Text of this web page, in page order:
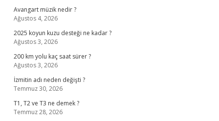
Avangart müzik nedir ?
Ağustos 4, 2026
2025 koyun kuzu desteği ne kadar ?
Ağustos 3, 2026
200 km yolu kaç saat sürer ?
Ağustos 3, 2026
İzmitin adı neden değişti ?
Temmuz 30, 2026
T1, T2 ve T3 ne demek ?
Temmuz 28, 2026